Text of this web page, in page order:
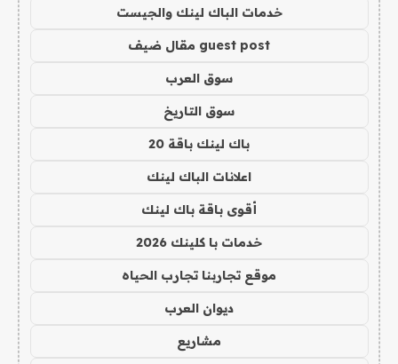
خدمات الباك لينك والجيست
guest post مقال ضيف
سوق العرب
سوق التاريخ
باك لينك باقة 20
اعلانات الباك لينك
أقوى باقة باك لينك
خدمات با كلينك 2026
موقع تجاربنا تجارب الحياه
ديوان العرب
مشاريع